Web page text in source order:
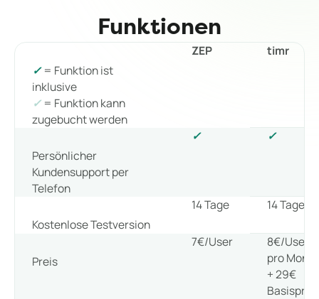
Funktionen
✓= Funktion ist
inklusive
✓= Funktion kann
zugebucht werden
ZEP timr
Persönlicher
Kundensupport per
Telefon
✓ ✓
Kostenlose Testversion
14 Tage 14 Tage
Preis
7€/User
8€/User
pro Monat
+ 29€